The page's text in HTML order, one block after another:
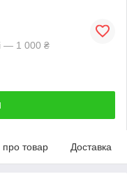
— 1 000 ₴
про товар Доставка